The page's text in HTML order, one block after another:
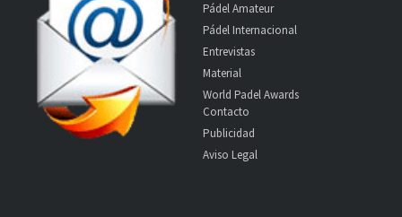
Pádel Amateur
Pádel Internacional
Entrevistas
Material
World Padel Awards
Contacto
Publicidad
Aviso Legal